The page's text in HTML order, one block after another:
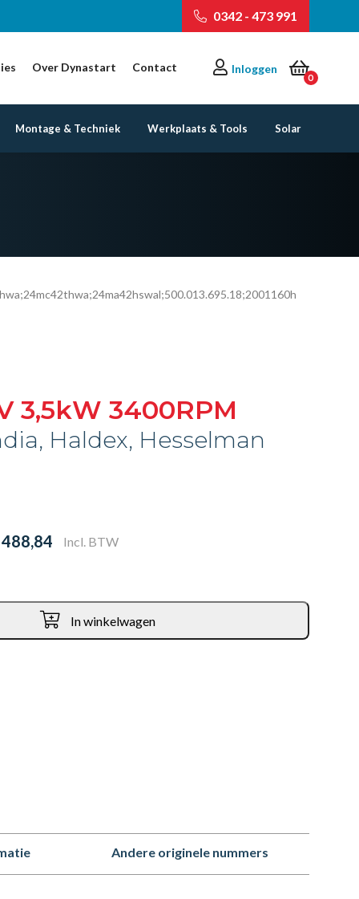
0342 - 473 991
Over Dynastart Contact
0
Inloggen
Montage & Techniek Werkplaats & Tools Solar
3,5kW 3400RPM
Haldex, Hesselman
Incl. BTW
In winkelwagen
Andere originele nummers